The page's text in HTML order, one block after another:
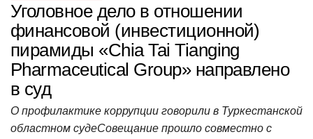
Уголовное дело в отношении
финансовой (инвестиционной)
пирамиды «Chia Tai Tianging
Pharmaceutical Group» направлено
в суд
О профилактике коррупции говорили в Туркестанской
областном судеСовещание прошло совместно с